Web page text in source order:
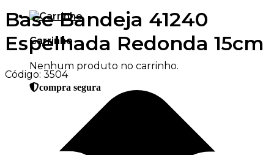
Carrinho
Nenhum produto no carrinho.
compra segura
Base Bandeja 41240
Espelhada Redonda 15cm
Código: 3504